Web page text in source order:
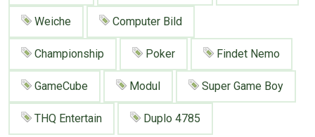
Weiche Computer Bild
Championship Poker Findet Nemo
GameCube Modul Super Game Boy
THQ Entertain Duplo 4785